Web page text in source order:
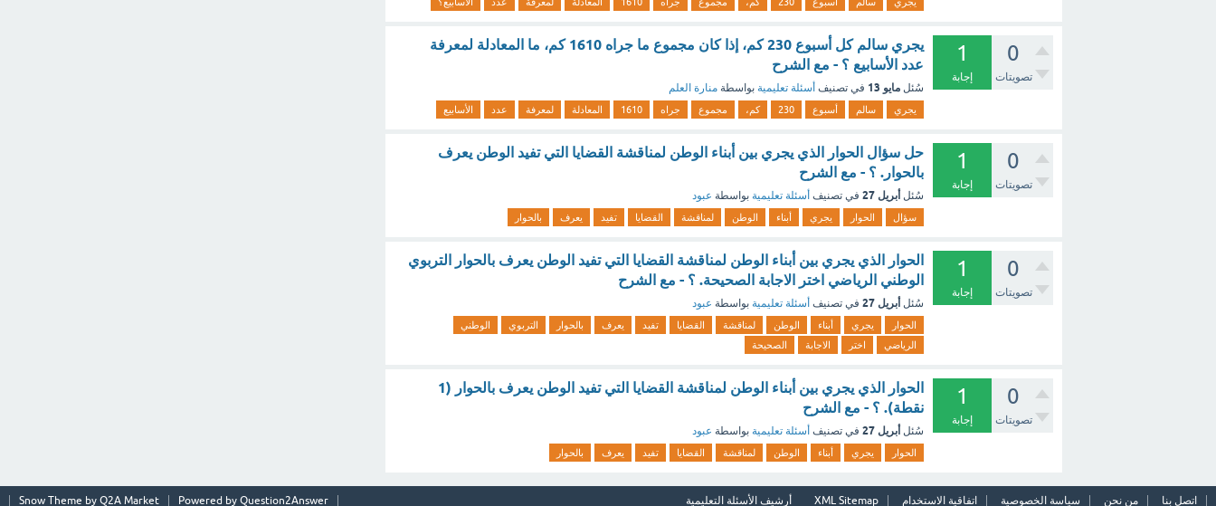
0
تصويتات
1
إجابة
يجري سالم كل أسبوع 230 كم، إذا كان مجموع ما جراه 1610 كم، ما المعادلة لمعرفة
عدد الأسابيع ؟ - مع الشرح
سُئل مايو 13 في تصنيف أسئلة تعليمية بواسطة منارة العلم
يجري سالم أسبوع 230 كم، مجموع جراه 1610 المعادلة لمعرفة عدد الأسابيع
0
تصويتات
1
إجابة
حل سؤال الحوار الذي يجري بين أبناء الوطن لمناقشة القضايا التي تفيد الوطن يعرف
بالحوار. ؟ - مع الشرح
سُئل أبريل 27 في تصنيف أسئلة تعليمية بواسطة عبود
سؤال الحوار يجري أبناء الوطن لمناقشة القضايا تفيد يعرف بالحوار
0
تصويتات
1
إجابة
الحوار الذي يجري بين أبناء الوطن لمناقشة القضايا التي تفيد الوطن يعرف بالحوار التربوي
الوطني الرياضي اختر الاجابة الصحيحة. ؟ - مع الشرح
سُئل أبريل 27 في تصنيف أسئلة تعليمية بواسطة عبود
الحوار يجري أبناء الوطن لمناقشة القضايا تفيد يعرف بالحوار التربوي
الوطني
الرياضي
اختر الاجابة الصحيحة
0
تصويتات
1
إجابة
الحوار الذي يجري بين أبناء الوطن لمناقشة القضايا التي تفيد الوطن يعرف بالحوار (1
نقطة). ؟ - مع الشرح
سُئل أبريل 27 في تصنيف أسئلة تعليمية بواسطة عبود
الحوار يجري أبناء الوطن لمناقشة القضايا تفيد يعرف بالحوار
اتصل بنا من نحن سياسة الخصوصية اتفاقية الاستخدام XML Sitemap أرشيف الأسئلة التعليمية Snow Theme by Q2A Market Powered by Question2Answer